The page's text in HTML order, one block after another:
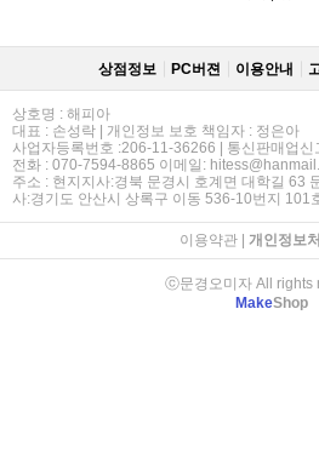
상점정보 PC버젼 이용안내
상호명 : 해피아
대표 : 손성락 | 개인정보 보호 책임자 : 정은아
사업자등록번호 :206-11-36266 | 통신판매업
전화 : 070-7594-8865 이메일:
주소 : 현지지사:경북 문경시 호계면 대학길 63
사:경기도 안산시 상록구 이동 536-10번지 101
이용약관| 개인정보
ⓒ문경오미자 All rights
MakeShop